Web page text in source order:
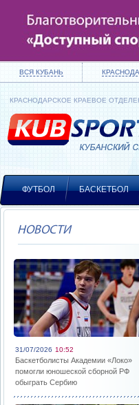
ВСЯ КУБАНЬ
КРАСНОДАРСКОЕ КРАЕВОЕ
ФУТБОЛ БАСКЕТБОЛ
НОВОСТИ
31/07/2026 10:52
Баскетболисты Академии «Локо»
помогли юношеской сборной РФ
обыграть Сербию